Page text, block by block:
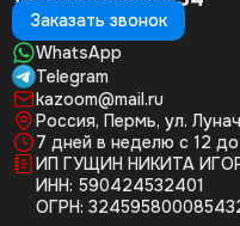
Заказать звонок
WhatsApp
Telegram
kazoom@mail.ru
Россия, Пермь, ул.
7 дней в неделю с 12
ИП ГУЩИН НИКИТА
ИНН: 590424532401
ОГРН: